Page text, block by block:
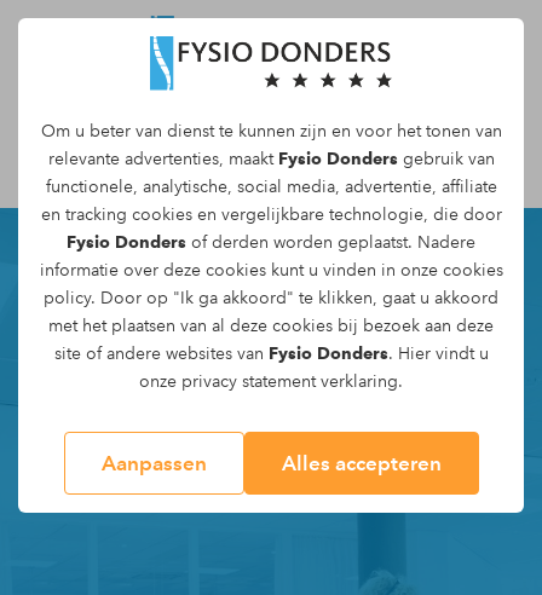
Om u beter van dienst te kunnen zijn en voor het tonen van
relevante advertenties, maakt Fysio Donders gebruik van
functionele, analytische, social media, advertentie, affiliate
en tracking cookiesen vergelijkbare technologie, die door
Fysio Donders of derden worden geplaatst. Nadere
informatie over deze cookies kunt u vinden in onze cookies
policy. Door op "Ik ga akkoord" te klikken, gaat u akkoord
met het plaatsen van al deze cookies bij bezoek aan deze
site of andere websites van Fysio Donders. Hier vindt u
onze privacy statementverklaring.
Aanpassen Alles accepteren
Maak een afspraak